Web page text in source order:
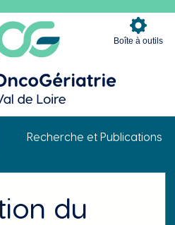
Boîte à outils
Recherche et Publications
du